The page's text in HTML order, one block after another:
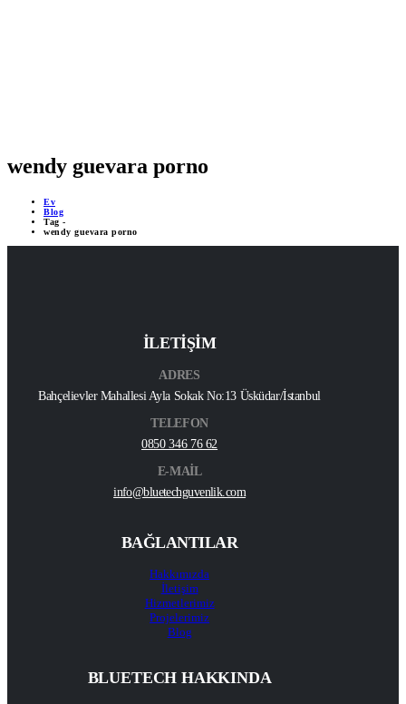
wendy guevara porno
Ev
Blog
Tag -
wendy guevara porno
İLETİŞİM
ADRES
Bahçelievler Mahallesi Ayla Sokak No:13 Üsküdar/İstanbul
TELEFON
0850 346 76 62
E-MAİL
info@bluetechguvenlik.com
BAĞLANTILAR
Hakkımızda
İletişim
Hizmetlerimiz
Projelerimiz
Blog
BLUETECH HAKKINDA